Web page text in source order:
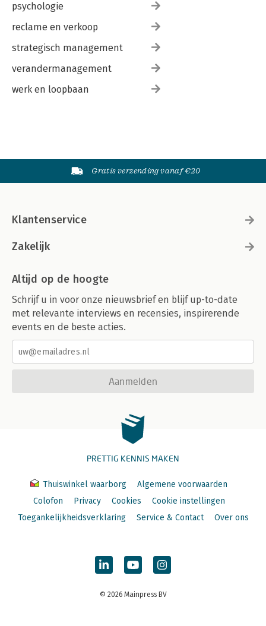
psychologie
reclame en verkoop
strategisch management
verandermanagement
werk en loopbaan
Gratis verzending vanaf €20
Klantenservice
Zakelijk
Altijd op de hoogte
Schrijf u in voor onze nieuwsbrief en blijf up-to-date
met relevante interviews en recensies, inspirerende
events en de beste acties.
Aanmelden
PRETTIG KENNIS MAKEN
Thuiswinkel waarborg
Algemene voorwaarden
Colofon
Privacy Cookies
Cookie instellingen
Toegankelijkheidsverklaring
Service & Contact Over ons
© 2026 Mainpress BV